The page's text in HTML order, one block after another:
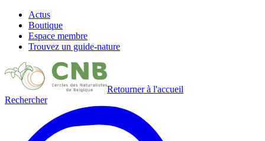
Actus
Boutique
Espace membre
Trouvez un guide-nature
Retourner à l'accueil
Rechercher